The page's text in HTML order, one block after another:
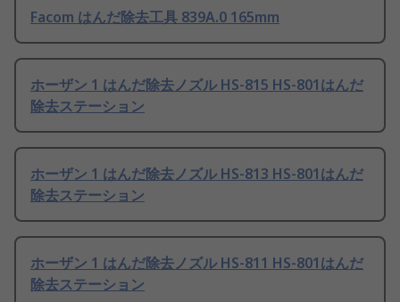
Facom はんだ除去工具 839A.0 165mm
ホーザン 1 はんだ除去ノズル HS-815 HS-801はんだ
除去ステーション
ホーザン 1 はんだ除去ノズル HS-813 HS-801はんだ
除去ステーション
ホーザン 1 はんだ除去ノズル HS-811 HS-801はんだ
除去ステーション